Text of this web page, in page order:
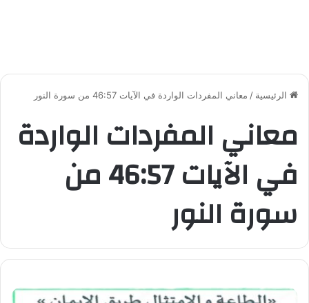
الرئيسية / معاني المفردات الواردة في الآيات 46:57 من سورة النور
معاني المفردات الواردة
في الآيات 46:57 من
سورة النور